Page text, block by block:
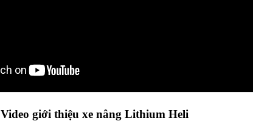
Video giới thiệu xe nâng Lithium Heli